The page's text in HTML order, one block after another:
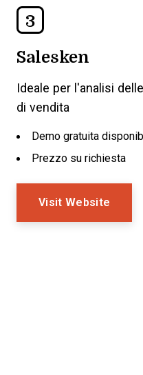
3
Salesken
Ideale per l'analisi
di vendita
Demo gratuita
Prezzo su richiesta
Visit Website